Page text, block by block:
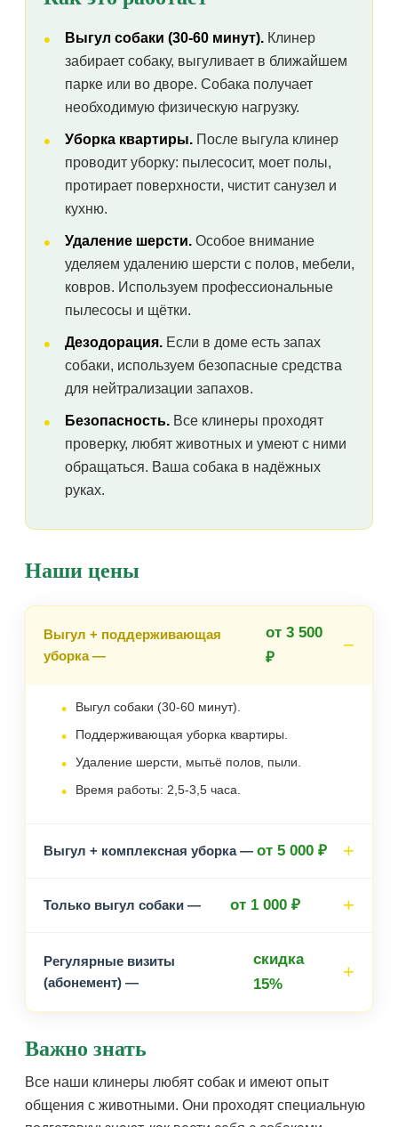
Выгул собаки (30-60 минут). Клинер
забирает собаку, выгуливает в ближайшем
парке или во дворе. Собака получает
необходимую физическую нагрузку.
Уборка квартиры. После выгула клинер
проводит уборку: пылесосит, моет полы,
протирает поверхности, чистит санузел и
кухню.
Удаление шерсти. Особое внимание
уделяем удалению шерсти с полов, мебели,
ковров. Используем профессиональные
пылесосы и щётки.
Дезодорация. Если в доме есть запах
собаки, используем безопасные средства
для нейтрализации запахов.
Безопасность. Все клинеры проходят
проверку, любят животных и умеют с ними
обращаться. Ваша собака в надёжных
руках.
Наши цены
Выгул + поддерживающая
уборка —
от 3 500
₽
Выгул собаки (30-60 минут).
Поддерживающая уборка квартиры.
Удаление шерсти, мытьё полов, пыли.
Время работы: 2,5-3,5 часа.
Выгул + комплексная уборка — от 5 000 ₽
Только выгул собаки — от 1 000 ₽
Регулярные визиты
(абонемент) —
скидка
15%
Важно знать
Все наши клинеры любят собак и имеют опыт
общения с животными. Они проходят специальную